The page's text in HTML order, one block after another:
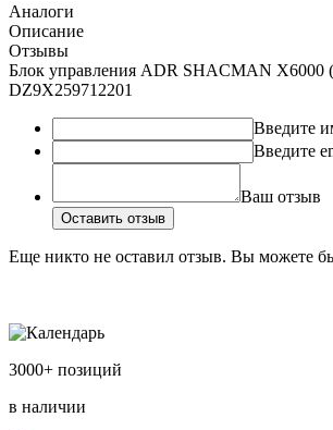
Аналоги
Описание
Отзывы
Блок управления ADR SHACMAN X6000
DZ9X259712201
Введите
Введите
Ваш отзыв
Оставить отзыв
Еще никто не оставил отзыв. Вы можете
3000+ позиций
в наличии